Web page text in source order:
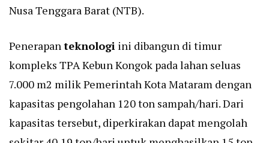
Nusa Tenggara Barat (NTB).
Penerapan teknologi ini dibangun di timur
kompleks TPA Kebun Kongok pada lahan seluas
7.000 m2 milik Pemerintah Kota Mataram dengan
kapasitas pengolahan 120 ton sampah/hari. Dari
kapasitas tersebut, diperkirakan dapat mengolah